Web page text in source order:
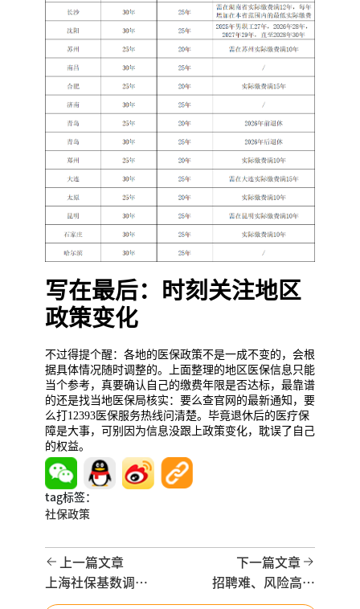
写在最后：时刻关注地区
政策变化
不过得提个醒：各地的医保政策不是一成不变的，会根
据具体情况随时调整的。上面整理的地区医保信息只能
当个参考，真要确认自己的缴费年限是否达标，最靠谱
的还是找当地医保局核实：要么查官网的最新通知，要
么打12393医保服务热线问清楚。毕竟退休后的医疗保
障是大事，可别因为信息没跟上政策变化，耽误了自己
的权益。
tag标签：
社保政策
上一篇文章
上海社保基数调
整，企业HR必须完
下一篇文章
招聘难、风险高、
成本涨：用BPO全